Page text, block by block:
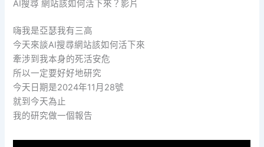
AI搜尋 網站該如何活下來？影片
嗨我是亞瑟我有三高
今天來談AI搜尋網站該如何活下來
牽涉到我本身的死活安危
所以一定要好好地研究
今天日期是2024年11月28號
就到今天為止
我的研究做一個報告